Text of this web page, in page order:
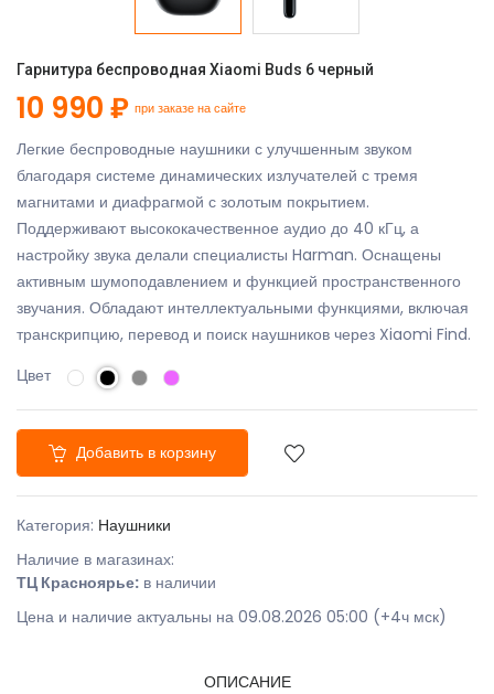
Гарнитура беспроводная Xiaomi Buds 6 черный
10 990 ₽ при заказе на сайте
Легкие беспроводные наушники с улучшенным звуком
благодаря системе динамических излучателей с тремя
магнитами и диафрагмой с золотым покрытием.
Поддерживают высококачественное аудио до 40 кГц, а
настройку звука делали специалисты Harman. Оснащены
активным шумоподавлением и функцией пространственного
звучания. Обладают интеллектуальными функциями, включая
транскрипцию, перевод и поиск наушников через Xiaomi Find.
Цвет
Добавить в корзину
Категория: Наушники
Наличие в магазинах:
ТЦ Красноярье: в наличии
Цена и наличие актуальны на 09.08.2026 05:00 (+4ч мск)
ОПИСАНИЕ